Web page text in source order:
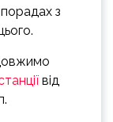
порадах з
від